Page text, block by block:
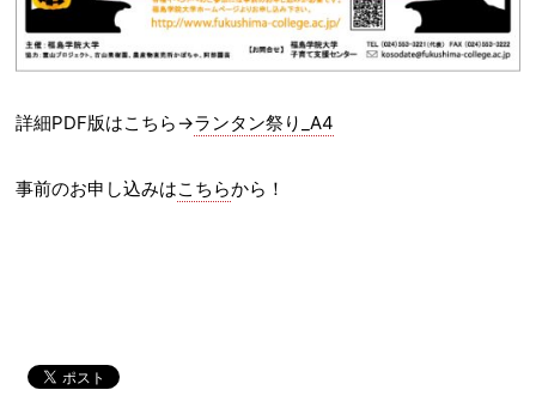
詳細PDF版はこちら→ランタン祭り_A4
事前のお申し込みはこちらから！